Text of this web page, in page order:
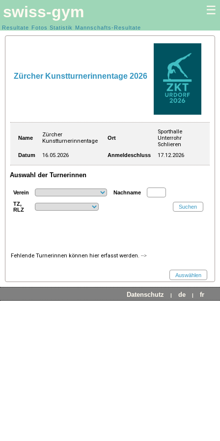
swiss-gym ☰
Kunstturnen Frauen | Kunstturnen Männer
Resultate Fotos Statistik Mannschafts-Resultate
Zürcher Kunstturnerinnentage 2026
Name
Zürcher
Kunstturnerinnentage
Ort
Sporthalle
Unterrohr
Schlieren
Datum 16.05.2026 Anmeldeschluss 17.12.2026
Auswahl der Turnerinnen
Verein
Nachname
TZ,
RLZ
Fehlende Turnerinnen können hier erfasst werden.-->
Datenschutz | de | fr